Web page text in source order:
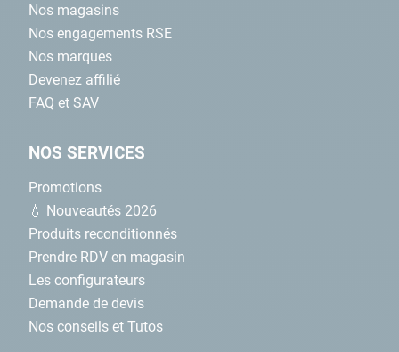
Nos magasins
Nos engagements RSE
Nos marques
Devenez affilié
FAQ et SAV
NOS SERVICES
Promotions
💧 Nouveautés 2026
Produits reconditionnés
Prendre RDV en magasin
Les configurateurs
Demande de devis
Nos conseils et Tutos